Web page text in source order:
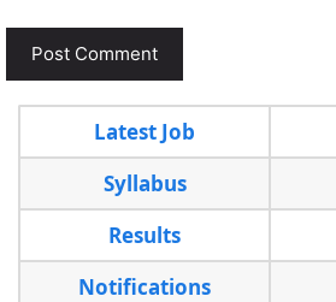
Latest Job
Syllabus
Results
Notifications